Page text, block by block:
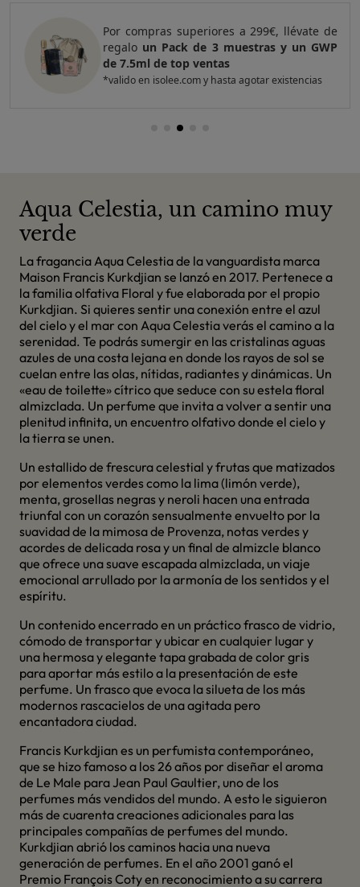
Por compras superiores a 420€, llévate de
regaloun Pack de 4 muestras y 2 GWP de
top ventas
*valido en isolee.com y hasta agotar existencias
Aqua Celestia, un camino muy
verde
La fragancia Aqua Celestia de la vanguardista marca
Maison Francis Kurkdjian se lanzó en 2017. Pertenece a
la familia olfativa Floral y fue elaborada por el propio
Kurkdjian. Si quieres sentir una conexión entre el azul
del cielo y el mar con Aqua Celestia verás el camino a la
serenidad. Te podrás sumergir en las cristalinas aguas
azules de una costa lejana en donde los rayos de sol se
cuelan entre las olas, nítidas, radiantes y dinámicas. Un
«eau de toilette» cítrico que seduce con su estela floral
almizclada. Un perfume que invita a volver a sentir una
plenitud infinita, un encuentro olfativo donde el cielo y
la tierra se unen.
Un estallido de frescura celestial y frutas que matizados
por elementos verdes como la lima (limón verde),
menta, grosellas negras y neroli hacen una entrada
triunfal con un corazón sensualmente envuelto por la
suavidad de la mimosa de Provenza, notas verdes y
acordes de delicada rosa y un final de almizcle blanco
que ofrece una suave escapada almizclada, un viaje
emocional arrullado por la armonía de los sentidos y el
espíritu.
Un contenido encerrado en un práctico frasco de vidrio,
cómodo de transportar y ubicar en cualquier lugar y
una hermosa y elegante tapa grabada de color gris
para aportar más estilo a la presentación de este
perfume. Un frasco que evoca la silueta de los más
modernos rascacielos de una agitada pero
encantadora ciudad.
Francis Kurkdjian es un perfumista contemporáneo,
que se hizo famoso a los 26 años por diseñar el aroma
de Le Male para Jean Paul Gaultier, uno de los
perfumes más vendidos del mundo. A esto le siguieron
más de cuarenta creaciones adicionales para las
principales compañías de perfumes del mundo.
Kurkdjian abrió los caminos hacia una nueva
generación de perfumes. En el año 2001 ganó el
Premio François Coty en reconocimiento a su carrera